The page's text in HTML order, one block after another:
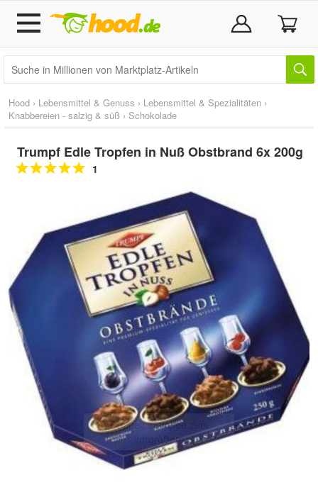
Hood › Lebensmittel & Genuss › Lebensmittel & Spezialitäten ›
Knabbereien - salzig & süß › Schokolade
Trumpf Edle Tropfen in Nuß Obstbrand 6x 200g
1
Doppelt antippen zum
vergrößern